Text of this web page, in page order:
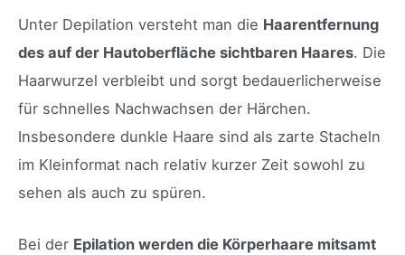
Unter Depilation versteht man die Haarentfernung
des auf der Hautoberfläche sichtbaren Haares. Die
Haarwurzel verbleibt und sorgt bedauerlicherweise
für schnelles Nachwachsen der Härchen.
Insbesondere dunkle Haare sind als zarte Stacheln
im Kleinformat nach relativ kurzer Zeit sowohl zu
sehen als auch zu spüren.
Bei der Epilation werden die Körperhaare mitsamt